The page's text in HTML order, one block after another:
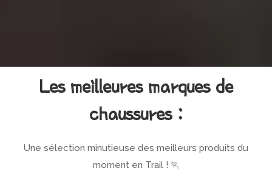
Les meilleures marques de
chaussures :
Une sélection minutieuse des meilleurs produits du
moment en Trail ! 🏃